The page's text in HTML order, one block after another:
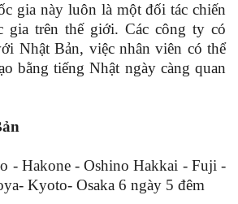
gia này luôn là một đối tác chiến
gia trên thế giới. Các công ty có
Nhật Bản, việc nhân viên có thể
bằng tiếng Nhật ngày càng quan